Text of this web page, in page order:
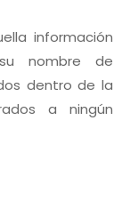
información
nombre de
dentro de la
a ningún